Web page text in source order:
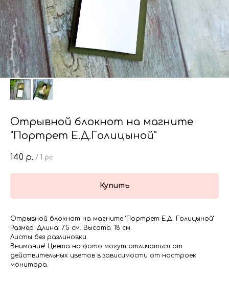
Отрывной блокнот на магните
"Портрет Е.Д.Голицыной"
140 р. / 1 pc
Купить
Отрывной блокнот на магните "Портрет Е.Д. Голицыной"
Размер: Длина: 7.5 см. Высота: 18 см.
Листы без разлиновки.
Внимание! Цвета на фото могут отличаться от
действительных цветов в зависимости от настроек
монитора.